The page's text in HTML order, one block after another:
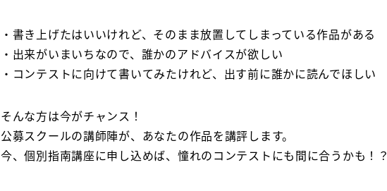
・書き上げたはいいけれど、そのまま放置してしまっている作品がある
・出来がいまいちなので、誰かのアドバイスが欲しい
・コンテストに向けて書いてみたけれど、出す前に誰かに読んでほしい
そんな方は今がチャンス！
公募スクールの講師陣が、あなたの作品を講評します。
今、個別指南講座に申し込めば、憧れのコンテストにも間に合うかも！？